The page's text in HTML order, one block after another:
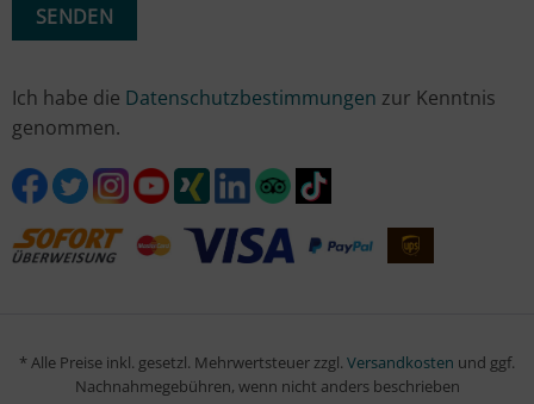
Ich habe die Datenschutzbestimmungen zur Kenntnis
genommen.
* Alle Preise inkl. gesetzl. Mehrwertsteuer zzgl. Versandkosten und ggf.
Nachnahmegebühren, wenn nicht anders beschrieben